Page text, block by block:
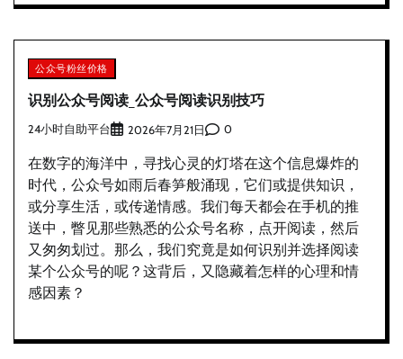
公众号粉丝价格
识别公众号阅读_公众号阅读识别技巧
24小时自助平台 2026年7月21日 0
在数字的海洋中，寻找心灵的灯塔在这个信息爆炸的
时代，公众号如雨后春笋般涌现，它们或提供知识，
或分享生活，或传递情感。我们每天都会在手机的推
送中，瞥见那些熟悉的公众号名称，点开阅读，然后
又匆匆划过。那么，我们究竟是如何识别并选择阅读
某个公众号的呢？这背后，又隐藏着怎样的心理和情
感因素？